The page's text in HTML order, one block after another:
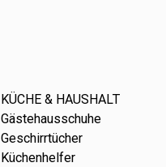
KÜCHE & HAUSHALT
Gästehausschuhe
Geschirrtücher
Küchenhelfer